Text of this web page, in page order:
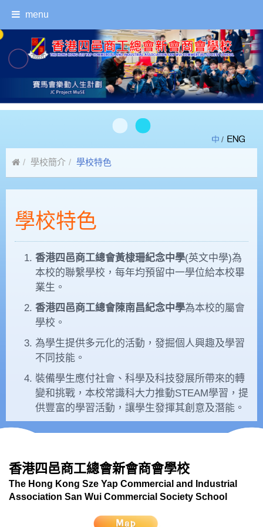
menu
/
學校簡介 學校特色
學校特色
香港四邑商工總會黃棣珊紀念中學(英文中學)為
本校的聯繫學校，每年均預留中一學位給本校畢
業生。
香港四邑商工總會陳南昌紀念中學為本校的屬會
學校。
為學生提供多元化的活動，發掘個人興趣及學習
不同技能。
裝備學生應付社會、科學及科技發展所帶來的轉
變和挑戰，本校常識科大力推動STEAM學習，提
供豐富的學習活動，讓學生發揮其創意及潛能。
香港四邑商工總會新會商會學校
The Hong Kong Sze Yap Commercial and Industrial
Association San Wui Commercial Society School